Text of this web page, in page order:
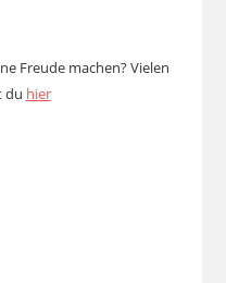
Freude machen? Vielen
du hier